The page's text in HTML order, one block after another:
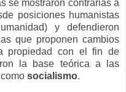
se mostraron contrarias a
posiciones humanistas
y defendieron
que proponen cambios
propiedad con el fin de
la base teórica a las
socialismo.